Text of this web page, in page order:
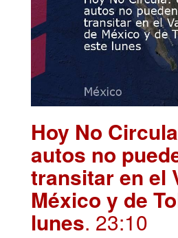
Hoy No
autos no
transitar en el
México y de
lunes. 23:10